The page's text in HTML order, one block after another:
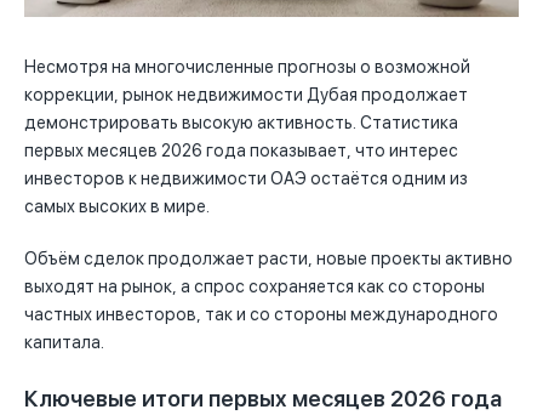
Несмотря на многочисленные прогнозы о возможной
коррекции, рынок недвижимости Дубая продолжает
демонстрировать высокую активность. Статистика
первых месяцев 2026 года показывает, что интерес
инвесторов к недвижимости ОАЭ остаётся одним из
самых высоких в мире.
Объём сделок продолжает расти, новые проекты активно
выходят на рынок, а спрос сохраняется как со стороны
частных инвесторов, так и со стороны международного
капитала.
Ключевые итоги первых месяцев 2026 года